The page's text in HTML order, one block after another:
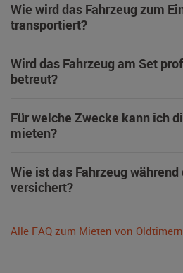
Wie wird das Fahrzeug zum
transportiert?
Wird das Fahrzeug am Set
betreut?
Für welche Zwecke kann ich
mieten?
Wie ist das Fahrzeug
versichert?
Alle FAQ zum Mieten von Oldtimern